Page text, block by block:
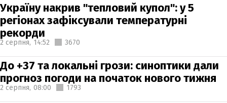
Україну накрив "тепловий купол": у 5
регіонах зафіксували температурні
рекорди
2 серпня, 14:52 3670
До +37 та локальні грози: синоптики дали
прогноз погоди на початок нового тижня
2 серпня, 08:00 1793